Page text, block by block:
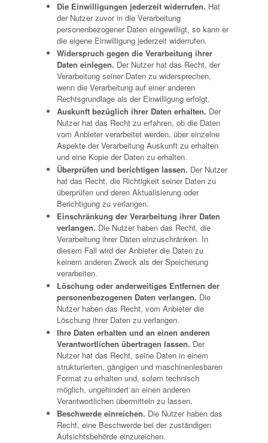
Die Einwilligungen jederzeit widerrufen. Hat
der Nutzer zuvor in die Verarbeitung
personenbezogener Daten eingewilligt, so kann er
die eigene Einwilligung jederzeit widerrufen.
Widerspruch gegen die Verarbeitung ihrer
Daten einlegen. Der Nutzer hat das Recht, der
Verarbeitung seiner Daten zu widersprechen,
wenn die Verarbeitung auf einer anderen
Rechtsgrundlage als der Einwilligung erfolgt.
Auskunft bezüglich ihrer Daten erhalten. Der
Nutzer hat das Recht zu erfahren, ob die Daten
vom Anbieter verarbeitet werden, über einzelne
Aspekte der Verarbeitung Auskunft zu erhalten
und eine Kopie der Daten zu erhalten.
Überprüfen und berichtigen lassen. Der Nutzer
hat das Recht, die Richtigkeit seiner Daten zu
überprüfen und deren Aktualisierung oder
Berichtigung zu verlangen.
Einschränkung der Verarbeitung ihrer Daten
verlangen. Die Nutzer haben das Recht, die
Verarbeitung ihrer Daten einzuschränken. In
diesem Fall wird der Anbieter die Daten zu
keinem anderen Zweck als der Speicherung
verarbeiten.
Löschung oder anderweitiges Entfernen der
personenbezogenen Daten verlangen. Die
Nutzer haben das Recht, vom Anbieter die
Löschung ihrer Daten zu verlangen.
Ihre Daten erhalten und an einen anderen
Verantwortlichen übertragen lassen. Der
Nutzer hat das Recht, seine Daten in einem
strukturierten, gängigen und maschinenlesbaren
Format zu erhalten und, sofern technisch
möglich, ungehindert an einen anderen
Verantwortlichen übermitteln zu lassen.
Beschwerde einreichen. Die Nutzer haben das
Recht, eine Beschwerde bei der zuständigen
Aufsichtsbehörde einzureichen.